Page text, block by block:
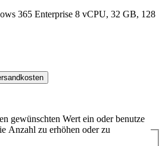
gewünschten Wert ein oder benutze
Anzahl zu erhöhen oder zu